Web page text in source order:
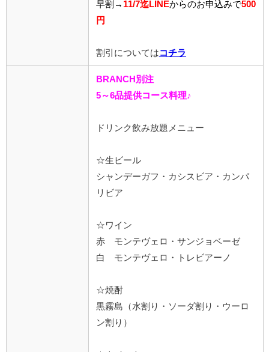
早割→ 11/7迄LINEからのお申込みで500
円
割引については コチラ
BRANCH別注
5～6品提供コース料理♪
ドリンク飲み放題メニュー
☆生ビール
シャンデーガフ・カシスビア・カンパ
リビア
☆ワイン
赤 モンテヴェロ・サンジョベーゼ
白 モンテヴェロ・トレビアーノ
☆焼酎
黒霧島（水割り・ソーダ割り・ウーロ
ン割り）